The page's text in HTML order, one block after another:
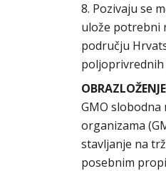
8. Pozivaju se
ulože potrebni
području
poljoprivrednih
OBRAZLOŽENJE
GMO
organizama
stavljanje na
posebnim